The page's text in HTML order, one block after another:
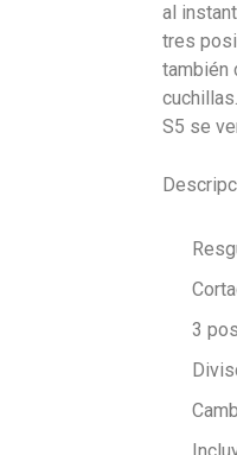
al
tres
también
S5 se
3